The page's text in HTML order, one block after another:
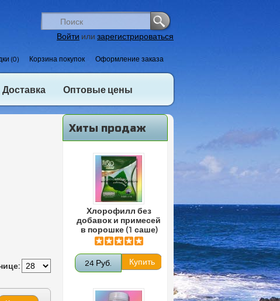
Войти или зарегистрироваться
(0) Корзина покупок Оформление заказа
Доставка Оптовые цены
Хиты продаж
Хлорофилл без
добавок и примесей
в порошке (1 саше)
24 Руб.